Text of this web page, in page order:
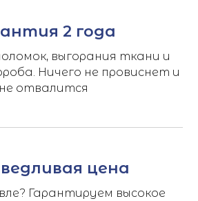
2 года
выгорания ткани и
Ничего не провиснет и
не отвалится
цена
Гарантируем высокое